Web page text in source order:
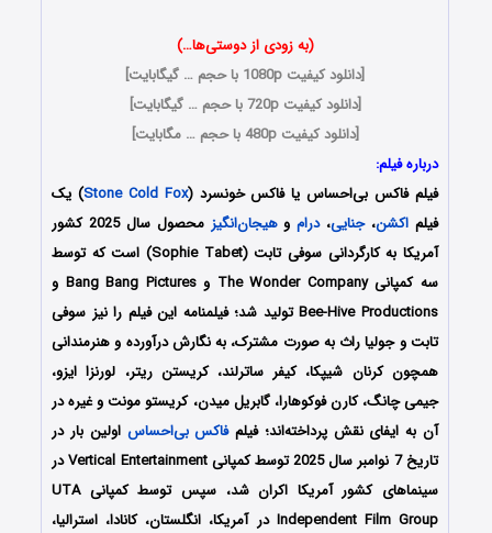
(به زودی از دوستی‌ها…)
[دانلود کیفیت 1080p با حجم … گیگابایت
]
[دانلود کیفیت 720p با حجم … گیگابایت
]
[دانلود کیفیت 480p با حجم … مگابایت
]
درباره فیلم:
فیلم فاکس بی‌احساس یا فاکس خونسرد (Stone Cold Fox) یک
فیلماکشن،جنایی،دراموهیجان‌انگیز
محصول سال 2025 کشور
آمریکا به کارگردانی سوفی تابت (Sophie Tabet) است که توسط
سه کمپانی‌ The Wonder Company و Bang Bang Pictures و
Bee-Hive Productions تولید شد؛ فیلمنامه این فیلم را نیز سوفی
تابت و جولیا راث به صورت مشترک، به نگارش درآورده و هنرمندانی
همچونکرنان شیپکا، کیفر ساترلند، کریستن ریتر، لورنزا ایزو،
جیمی چانگ، کارن فوکوهارا، گابریل میدن، کریستو مونتو غیره در
آن به ایفای نقش پرداخته‌اند؛ فیلمفاکس بی‌احساس اولین بار در
تاریخ 7 نوامبر سال 2025
توسط کمپانی‌ Vertical Entertainment در
سینماهای کشور آمریکا اکران شد، سپس توسط کمپانی UTA
Independent Film Group در آمریکا، انگلستان، کانادا، استرالیا،